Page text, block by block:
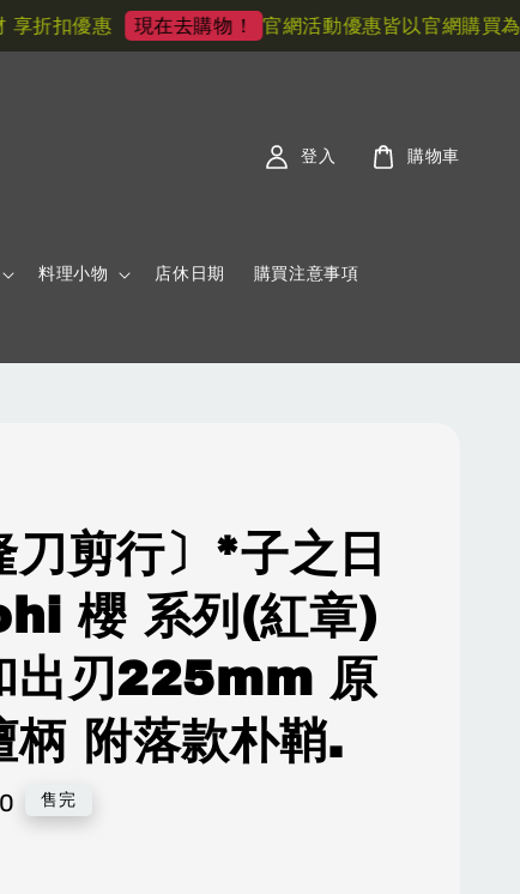
扣優惠 現在去購物！ 官網活動優惠皆以官網購買為主
料理小物 店休日期 購買注意事項
登入 購物車
刀剪行〕*子之日
櫻 系列(紅章)
出刃225mm 原
柄 附落款朴鞘.
售完